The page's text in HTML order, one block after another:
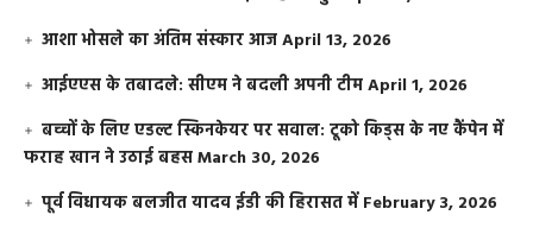
आशा भोसले का अंतिम संस्कार आजApril 13, 2026
आईएएस के तबादले: सीएम ने बदली अपनी टीमApril 1, 2026
बच्चों के लिए एडल्ट स्किनकेयर पर सवाल: टूको किड्स के नए कैंपेन में
फराह खान ने उठाई बहसMarch 30, 2026
पूर्व विधायक बलजीत यादव ईडी की हिरासत में February 3, 2026